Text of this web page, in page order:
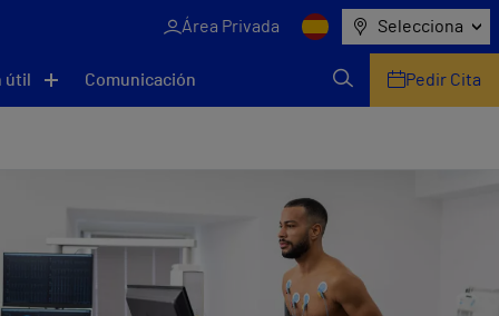
Área Privada Selecciona
útil Comunicación Pedir Cita